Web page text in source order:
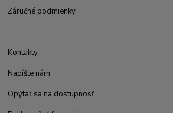
Záručné podmienky
Kontakty
Napíšte nám
Opýtať sa na dostupnosť